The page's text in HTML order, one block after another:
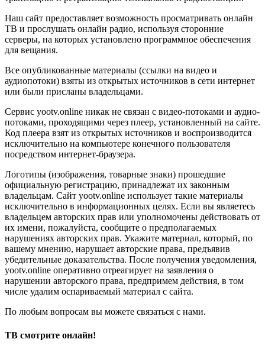
Наш сайт предоставляет возможность просматривать онлайн
ТВ и прослушать онлайн радио, используя сторонние
серверы, на которых установлено программное обеспечения
для вещания.
Все опубликованные материалы (ссылки на видео и
аудиопотоки) взяты из открытых источников в сети интернет
или были присланы владельцами.
Сервис yootv.online никак не связан с видео-потоками и аудио-
потоками, проходящими через плеер, установленный на сайте.
Код плеера взят из открытых источников и воспроизводится
исключительно на компьютере конечного пользователя
посредством интернет-браузера.
Логотипы (изображения, товарные знаки) прошедшие
официальную регистрацию, принадлежат их законным
владельцам. Сайт yootv.online использует такие материалы
исключительно в информационных целях. Если вы являетесь
владельцем авторских прав или уполномочены действовать от
их имени, пожалуйста, сообщите о предполагаемых
нарушениях авторских прав. Укажите материал, который, по
вашему мнению, нарушает авторские права, предъявив
убедительные доказательства. После получения уведомления,
yootv.online оперативно отреагирует на заявления о
нарушении авторского права, предпримем действия, в том
числе удалим оспариваемый материал с сайта.
По любым вопросам вы можете связаться с нами.
ТВ смотрите онлайн!